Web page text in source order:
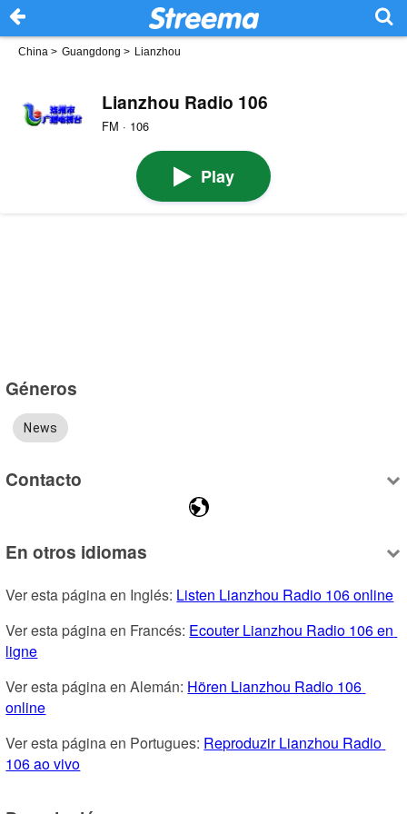
China > Guangdong > Lianzhou
Lianzhou Radio 106
FM · 106
Play
Géneros
News
Contacto
En otros idiomas
Ver esta página en Inglés: Listen Lianzhou Radio 106 online
Ver esta página en Francés: Ecouter Lianzhou Radio 106 en
ligne
Ver esta página en Alemán: Hören Lianzhou Radio 106
online
Ver esta página en Portugues: Reproduzir Lianzhou Radio
106 ao vivo